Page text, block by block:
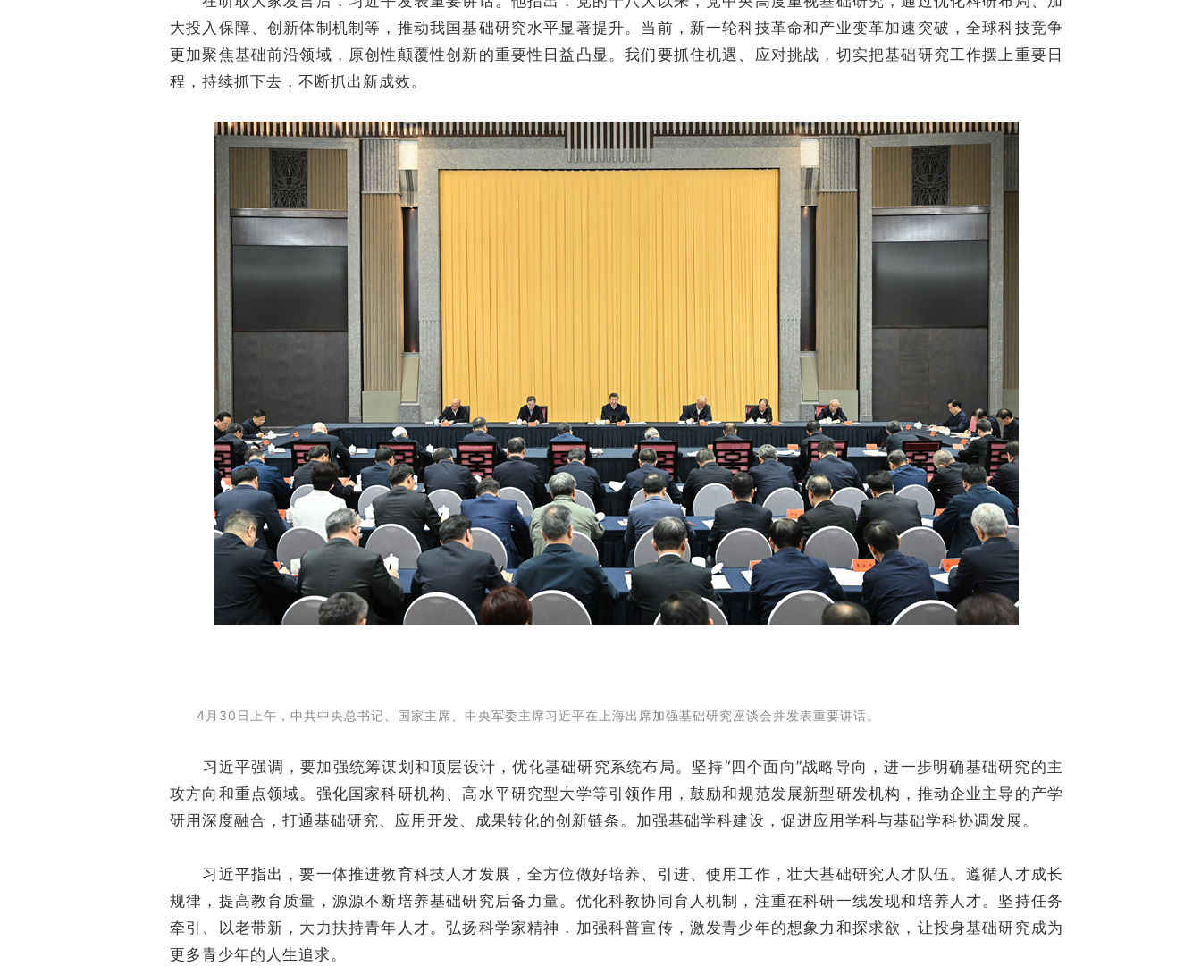
大投入保障、创新体制机制等，推动我国基础研究水平显著提升。当前，新一轮科技革命和产业变革加速突破，全球科技竞争
更加聚焦基础前沿领域，原创性颠覆性创新的重要性日益凸显。我们要抓住机遇、应对挑战，切实把基础研究工作摆上重要日
程，持续抓下去，不断抓出新成效。
4月30日上午，中共中央总书记、国家主席、中央军委主席习近平在上海出席加强基础研究座谈会并发表重要讲话。
习近平强调，要加强统筹谋划和顶层设计，优化基础研究系统布局。坚持“四个面向”战略导向，进一步明确基础研究的主
攻方向和重点领域。强化国家科研机构、高水平研究型大学等引领作用，鼓励和规范发展新型研发机构，推动企业主导的产学
研用深度融合，打通基础研究、应用开发、成果转化的创新链条。加强基础学科建设，促进应用学科与基础学科协调发展。
习近平指出，要一体推进教育科技人才发展，全方位做好培养、引进、使用工作，壮大基础研究人才队伍。遵循人才成长
规律，提高教育质量，源源不断培养基础研究后备力量。优化科教协同育人机制，注重在科研一线发现和培养人才。坚持任务
牵引、以老带新，大力扶持青年人才。弘扬科学家精神，加强科普宣传，激发青少年的想象力和探求欲，让投身基础研究成为
更多青少年的人生追求。